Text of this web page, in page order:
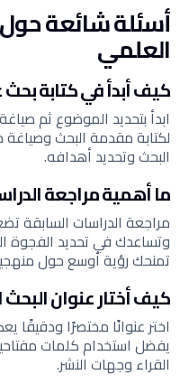
أسئلة شائعة
العلمي
كيف أبدأ في كتابة
ابدأ بتحديد الموضوع ثم
لكتابة مقدمة البحث
البحث وتحديد أهدافه.
ما أهمية مراجعة
مراجعة الدراسات السابقة
وتساعدك في تحديد الفجوة
تمنحك رؤية أوسع حول
كيف أختار عنوان البحث
اختر عنوانًا مختصرًا
يفضل استخدام كلمات
القراء وجهات النشر.